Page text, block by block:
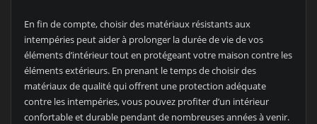
En fin de compte, choisir des matériaux résistants aux
intempéries peut aider à prolonger la durée de vie de vos
éléments d’intérieur tout en protégeant votre maison contre les
éléments extérieurs. En prenant le temps de choisir des
matériaux de qualité qui offrent une protection adéquate
contre les intempéries, vous pouvez profiter d’un intérieur
confortable et durable pendant de nombreuses années à venir.